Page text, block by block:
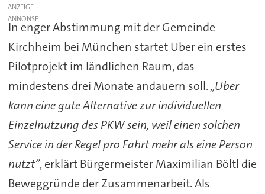
ANZEIGE
In enger Abstimmung mit der Gemeinde
Kirchheim bei München startet Uber ein erstes
Pilotprojekt im ländlichen Raum, das
mindestens drei Monate andauern soll.„Uber
kann eine gute Alternative zur individuellen
Einzelnutzung des PKW sein, weil einen solchen
Service in der Regel pro Fahrt mehr als eine Person
nutzt”, erklärt Bürgermeister Maximilian Böltl die
Beweggründe der Zusammenarbeit. Als